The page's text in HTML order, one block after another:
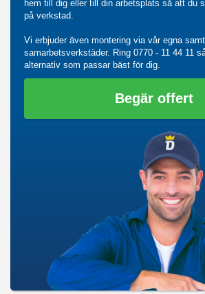
hem till dig eller till din arbetsplats så att du
på verkstad.
Vi erbjuder även montering via vår egna samt
samarbetsverkstäder. Ring 0770 - 11 44 11
alternativ som passar bäst för dig.
Begär offert